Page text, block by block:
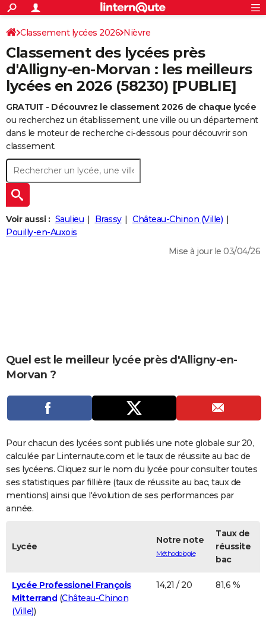
ACTUALITÉS
Politique
Société
Faits Divers
Education
Monde
Villes
+
SPORT
Coupe du monde 2026
Football
Tennis
Cyclisme
Rugby
Forum
CULTURE
Programme TV
TNT
Streaming
Cinéma
Sorties cinéma
Musique
+FINANCE
Retraite
Impôts
Epargne
Immobilier
Risques naturels par ville
Banque
Assurance
Crédit
AUTO
Essais
Réserver un essai
Citadines
Berlines
SUV
Forum auto
+
HIGH-TECH
BRICOLAGE
Forum
Aménagement intérieur
Extérieur
Cuisine
Salle de bains
Jardinage
Rangement
+WEEK-END
Guides de France
Escapades
Patrimoine
Expositions
Musées
Week-end nature
+
LIFESTYLE
Art de vivre
Bien-être
Loisirs
Mode
Modes de vie
+SANTE
Carte de Noël
Carte Bonne année
Carte Saint-Valentin
Carte Pâques
Carte d'anniversaire
DICTIONNAIRE
Dictionnaire
Biographies
Citations
Expressions
Proverbes
PROGRAMME TV
S'inscrire
Se connecter
Lycées
Collèges
Primaires
Universités
Entreprises
Service militaire
Avis de recherche
AVIS DE DÉCÈS
FORUM
Bricolage
Lifestyle
Culture
Sport
Auto
Television
Voyage
Cinema
S'inscrire
Connexion
Classement lycées 2026 Nièvre
Classement des lycées près
d'Alligny-en-Morvan : les meilleurs
lycées en 2026 (58230) [PUBLIE]
GRATUIT - Découvrez le classement 2026 de chaque lycée
ou recherchez un établissement, une ville ou un département
dans le moteur de recherche ci-dessous pour découvrir son
classement.
Voir aussi : Saulieu Brassy
Château-Chinon (Ville)
Pouilly-en-Auxois
Mise à jour le 03/04/26
Quel est le meilleur lycée près d'Alligny-en-
Morvan ?
Pour chacun des lycées sont publiés une note globale sur 20,
calculée par Linternaute.com et le taux de réussite au bac de
ses lycéens. Cliquez sur le nom du lycée pour consulter toutes
ses statistiques par fillière (taux de réussite au bac, taux de
mentions) ainsi que l'évolution de ses performances par
année.
Lycée
Notre note
Méthodologie
Taux de
réussite
bac
Lycée Professionel François
Mitterrand(Château-Chinon
(Ville))
14,21 / 20 81,6 %